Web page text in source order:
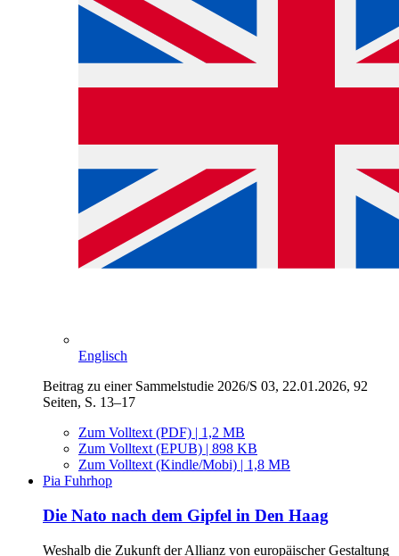
Englisch
Beitrag zu einer Sammelstudie 2026/S 03, 22.01.2026, 92
Seiten, S. 13–17
Zum Volltext (PDF) | 1,2 MB
Zum Volltext (EPUB) | 898 KB
Zum Volltext (Kindle/Mobi) | 1,8 MB
Pia Fuhrhop
Die Nato nach dem Gipfel in Den Haag
Weshalb die Zukunft der Allianz von europäischer Gestaltung